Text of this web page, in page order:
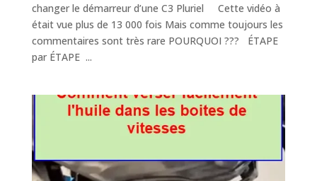
changer le démarreur d’une C3 Pluriel Cette vidéo à
était vue plus de 13 000 fois Mais comme toujours les
commentaires sont très rare POURQUOI ??? ÉTAPE
par ÉTAPE ...